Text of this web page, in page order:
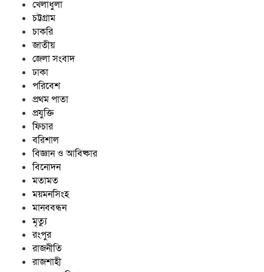
খেলাধুলা
চট্টগ্রাম
চাকরি
জাতীয়
জেলা সংবাদ
ঢাকা
পরিবেশ
প্রথম পাতা
প্রযুক্তি
ফিচার
বরিশাল
বিজ্ঞান ও আবিষ্কার
বিনোদন
মতামত
ময়মনসিংহ
মানববন্ধন
মৃত্যু
রংপুর
রাজনীতি
রাজশাহী